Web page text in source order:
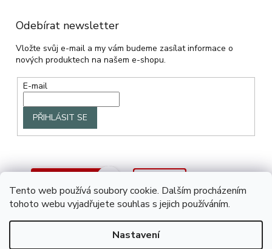
Tento web používá soubory cookie. Dalším procházením
tohoto webu vyjadřujete souhlas s jejich používáním.
Nastavení
Odebírat newsletter
Vložte svůj e-mail a my vám budeme zasílat informace o
nových produktech na našem e-shopu.
E-mail
PŘIHLÁSIT SE
Vytvořil Shoptet